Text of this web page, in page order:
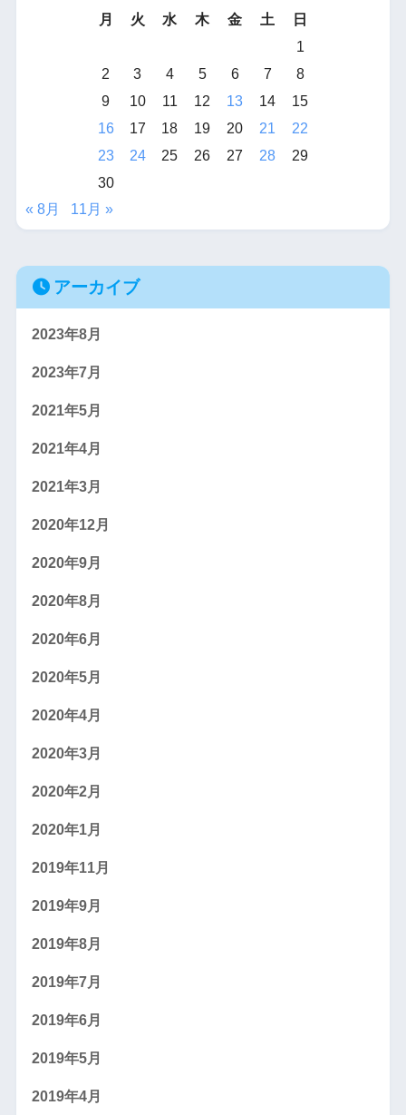
月
火 水 木 金 土
日
1
2
3 4 5 6 7
8
9
10 11 12 13 14
15
16
17 18 19 20 21
22
23
24 25 26 27 28
29
30
« 8月
11月 »
アーカイブ
2023年8月
2023年7月
2021年5月
2021年4月
2021年3月
2020年12月
2020年9月
2020年8月
2020年6月
2020年5月
2020年4月
2020年3月
2020年2月
2020年1月
2019年11月
2019年9月
2019年8月
2019年7月
2019年6月
2019年5月
2019年4月